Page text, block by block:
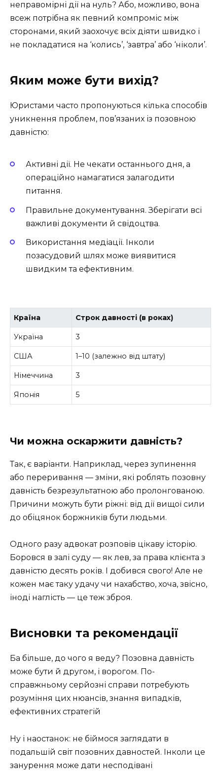
неправомірні дії на нуль? Або, можливо, вона
всеж потрібна як певний компроміс між
сторонами, який заохочує всіх діяти швидко і
не покладатися на ‘колись’, ‘завтра’ або ‘ніколи’.
Яким може бути вихід?
Юристами часто пропонуються кілька способів
уникнення проблем, пов’язаних із позовною
давністю:
Активні дії. Не чекати останнього дня, а
операційно намагатися залагодити
питання.
Правильне документування. Зберігати всі
важливі документи й свідоцтва.
Використання медіації. Інколи
позасудовий шлях може виявитися
швидким та ефективним.
Країна Строк давності (в роках)
Україна 3
США 1–10 (залежно від штату)
Німеччина 3
Японія 5
Чи можна оскаржити давність?
Так, є варіанти. Наприклад, через зупинення
або переривання — зміни, які роблять позовну
давність безрезультатною або пролонгованою.
Причини можуть бути ріжні: від дії вищої сили
до обіцянок боржників бути людьми.
Одного разу адвокат розповів цікаву історію.
Боровся в залі суду — як лев, за права клієнта з
давністю десять років. І добився свого! Але не
кожен має таку удачу чи нахабство, хоча, звісно,
іноді наглість — це теж зброя.
Висновки та рекомендації
Ба більше, до чого я веду? Позовна давність
може бути й другом, і ворогом. По-
справжньому серйозні справи потребують
розуміння цих нюансів, знання випадків,
ефективних стратегій
Ну і наостанок: не біймося заглядати в
подальшій світ позовних давностей. Інколи це
занурення може дати несподівані